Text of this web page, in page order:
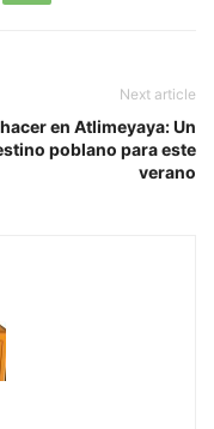
Next article
en Atlimeyaya: Un
poblano para este
verano